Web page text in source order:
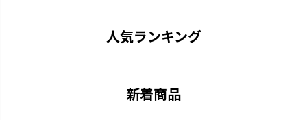
人気ランキング
新着商品